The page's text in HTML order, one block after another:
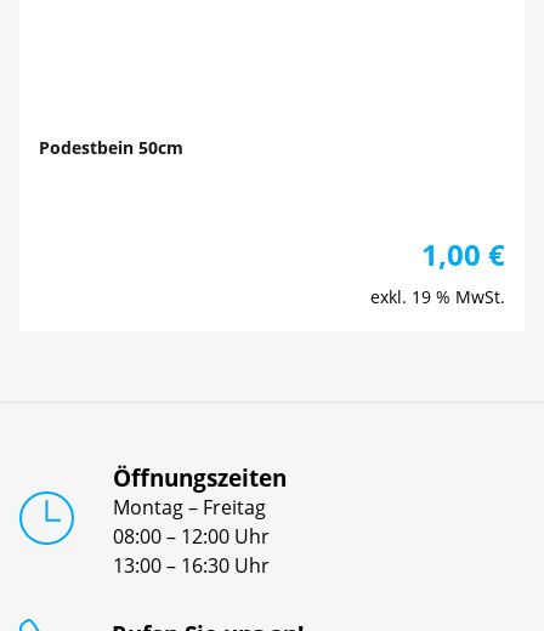
Podestbein 50cm
1,00 €
exkl. 19 % MwSt.
Öffnungszeiten
Montag – Freitag
08:00 – 12:00 Uhr
13:00 – 16:30 Uhr